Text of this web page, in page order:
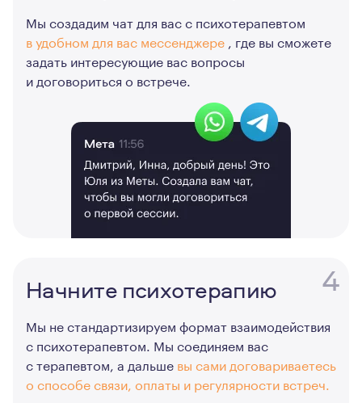
Мы создадим чат для вас с психотерапевтом
в удобном для вас мессенджере , где вы сможете
задать интересующие вас вопросы
и договориться о встрече.
4
Начните психотерапию
Мы не стандартизируем формат взаимодействия
с психотерапевтом. Мы соединяем вас
с терапевтом, а дальше вы сами договариваетесь
о способе связи, оплаты и регулярности встреч.